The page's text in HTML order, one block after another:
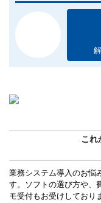
これ
業務システム導入のお悩
す。ソフトの選び方や、
モ受付もお受けしており